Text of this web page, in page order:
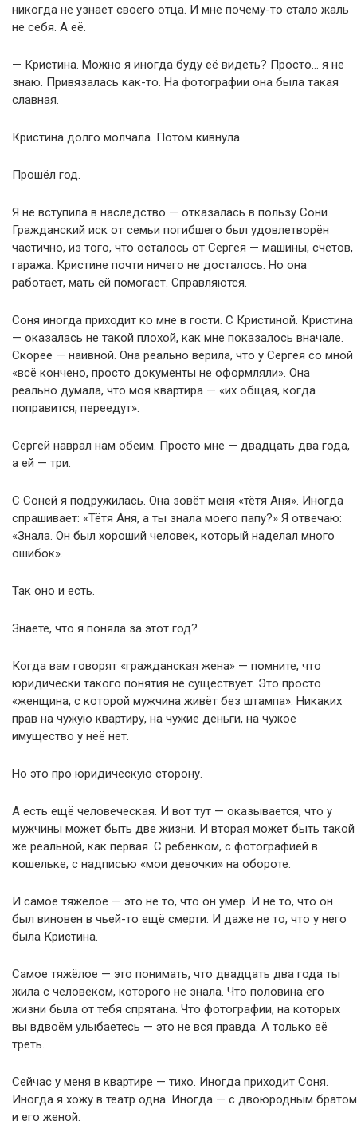
никогда не узнает своего отца. И мне почему-то стало жаль
не себя. А её.
— Кристина. Можно я иногда буду её видеть? Просто… я не
знаю. Привязалась как-то. На фотографии она была такая
славная.
Кристина долго молчала. Потом кивнула.
Прошёл год.
Я не вступила в наследство — отказалась в пользу Сони.
Гражданский иск от семьи погибшего был удовлетворён
частично, из того, что осталось от Сергея — машины, счетов,
гаража. Кристине почти ничего не досталось. Но она
работает, мать ей помогает. Справляются.
Соня иногда приходит ко мне в гости. С Кристиной. Кристина
— оказалась не такой плохой, как мне показалось вначале.
Скорее — наивной. Она реально верила, что у Сергея со мной
«всё кончено, просто документы не оформляли». Она
реально думала, что моя квартира — «их общая, когда
поправится, переедут».
Сергей наврал нам обеим. Просто мне — двадцать два года,
а ей — три.
С Соней я подружилась. Она зовёт меня «тётя Аня». Иногда
спрашивает: «Тётя Аня, а ты знала моего папу?» Я отвечаю:
«Знала. Он был хороший человек, который наделал много
ошибок».
Так оно и есть.
Знаете, что я поняла за этот год?
Когда вам говорят «гражданская жена» — помните, что
юридически такого понятия не существует. Это просто
«женщина, с которой мужчина живёт без штампа». Никаких
прав на чужую квартиру, на чужие деньги, на чужое
имущество у неё нет.
Но это про юридическую сторону.
А есть ещё человеческая. И вот тут — оказывается, что у
мужчины может быть две жизни. И вторая может быть такой
же реальной, как первая. С ребёнком, с фотографией в
кошельке, с надписью «мои девочки» на обороте.
И самое тяжёлое — это не то, что он умер. И не то, что он
был виновен в чьей-то ещё смерти. И даже не то, что у него
была Кристина.
Самое тяжёлое — это понимать, что двадцать два года ты
жила с человеком, которого не знала. Что половина его
жизни была от тебя спрятана. Что фотографии, на которых
вы вдвоём улыбаетесь — это не вся правда. А только её
треть.
Сейчас у меня в квартире — тихо. Иногда приходит Соня.
Иногда я хожу в театр одна. Иногда — с двоюродным братом
и его женой.